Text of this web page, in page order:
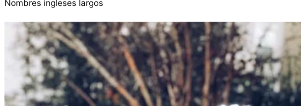
Nombres ingleses largos